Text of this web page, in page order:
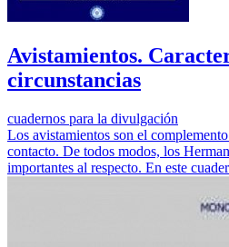
Avistamientos.
circunstancias
cuadernos para la divulgación
Los avistamientos son el
contacto. De todos modos, los
importantes al respecto. En este